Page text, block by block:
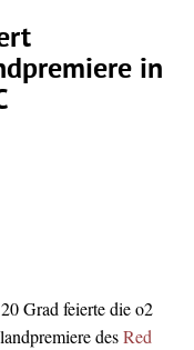
in
Grad feierte die o2
desRed